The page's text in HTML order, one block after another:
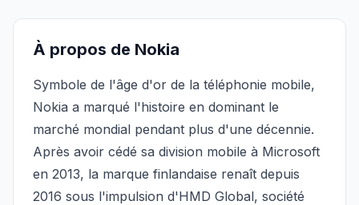
À propos de Nokia
Symbole de l'âge d'or de la téléphonie mobile,
Nokia a marqué l'histoire en dominant le
marché mondial pendant plus d'une décennie.
Après avoir cédé sa division mobile à Microsoft
en 2013, la marque finlandaise renaît depuis
2016 sous l'impulsion d'HMD Global, société